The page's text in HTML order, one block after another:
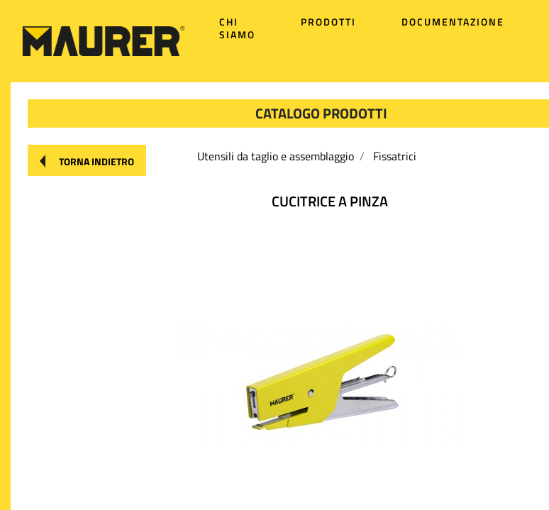
CHI
SIAMO
PRODOTTI DOCUMENTAZIONE
CATALOGO PRODOTTI
TORNA INDIETRO Utensili da taglio e assemblaggio Fissatrici
CUCITRICE A PINZA